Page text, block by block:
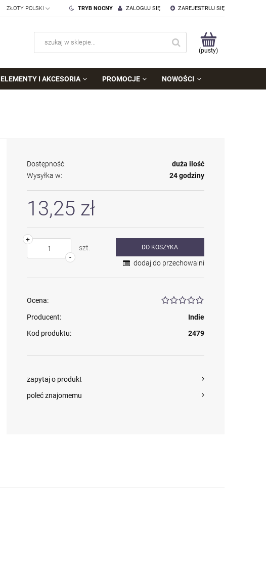
ZAREJESTRUJ SIĘ
ZALOGUJ SIĘ
TRYB NOCNY
(pusty)
ELEMENTY I AKCESORIA PROMOCJE NOWOŚCI
Dostępność:
duża ilość
Wysyłka w:
24 godziny
13,25 zł
-
+
szt.
DO KOSZYKA
dodaj do przechowalni
Ocena:
Producent:
Indie
Kod produktu:
2479
zapytaj o produkt
poleć znajomemu